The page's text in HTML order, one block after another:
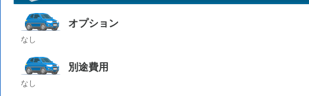
オプション
なし
別途費用
なし